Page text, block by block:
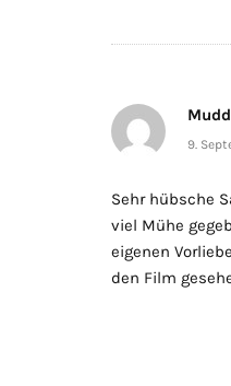
9.
Sehr hübsche
viel Mühe
eigenen
den Film